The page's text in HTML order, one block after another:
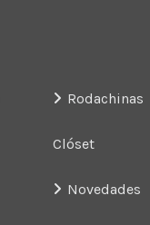
Rodachinas
Clóset
Novedades